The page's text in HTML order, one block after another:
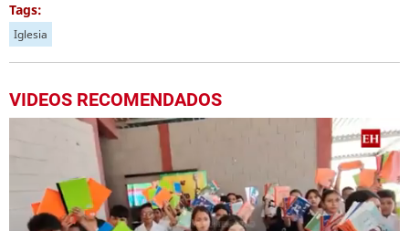
Tags:
Iglesia
VIDEOS RECOMENDADOS